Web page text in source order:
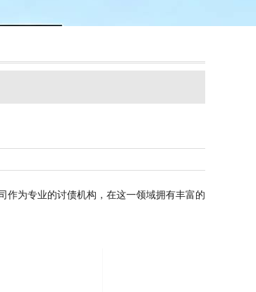
为专业的讨债机构，在这一领域拥有丰富的